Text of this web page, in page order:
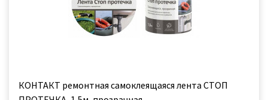
КОНТАКТ ремонтная самоклеящаяся лента СТОП